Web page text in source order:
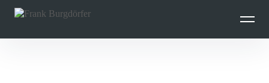
überspringen